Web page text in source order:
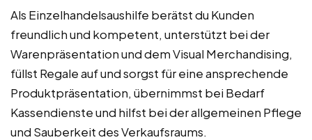
Als Einzelhandelsaushilfe berätst du Kunden
freundlich und kompetent, unterstützt bei der
Warenpräsentation und dem Visual Merchandising,
füllst Regale auf und sorgst für eine ansprechende
Produktpräsentation, übernimmst bei Bedarf
Kassendienste und hilfst bei der allgemeinen Pflege
und Sauberkeit des Verkaufsraums.